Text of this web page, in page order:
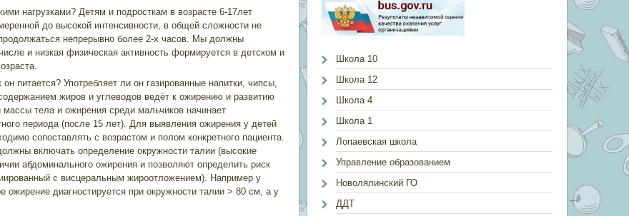
нагрузками? Детям и подросткам в возрасте 6-17лет
до высокой интенсивности, в общей сложности не
непрерывно более 2-х часов. Мы должны
и низкая физическая активность формируется в детском и
питается? Употребляет ли он газированные напитки, чипсы,
жиров и углеводов ведёт к ожирению и развитию
тела и ожирения среди мальчиков начинает
периода (после 15 лет). Для выявления ожирения у детей
сопоставлять с возрастом и полом конкретного пациента.
включать определение окружности талии (высокие
абдоминального ожирения и позволяют определить риск
с висцеральным жироотложением). Например у
диагностируется при окружности талии > 80 см, а у
Школа 10
Школа 12
Школа 4
Школа 1
Лопаевская школа
Управление образованием
Новолялинский ГО
ДДТ